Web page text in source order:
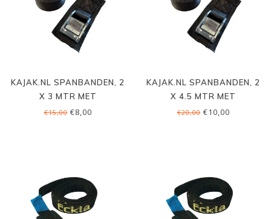
KAJAK.NL SPANBANDEN, 2
X 3 MTR MET
BESCHERMING
€15,00€8,00
KAJAK.NL SPANBANDEN, 2
X 4.5 MTR MET
BESCHERMING
€20,00€10,00